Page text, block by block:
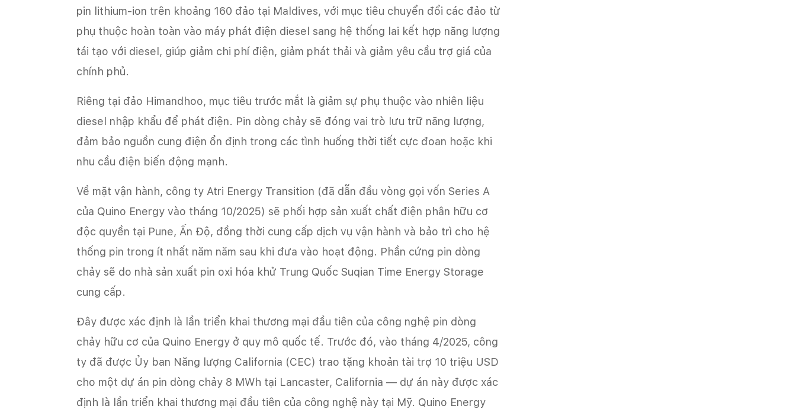
pin lithium-ion trên khoảng 160 đảo tại Maldives, với mục tiêu chuyển đổi các đảo từ
phụ thuộc hoàn toàn vào máy phát điện diesel sang hệ thống lai kết hợp năng lượng
tái tạo với diesel, giúp giảm chi phí điện, giảm phát thải và giảm yêu cầu trợ giá của
chính phủ.
Riêng tại đảo Himandhoo, mục tiêu trước mắt là giảm sự phụ thuộc vào nhiên liệu
diesel nhập khẩu để phát điện. Pin dòng chảy sẽ đóng vai trò lưu trữ năng lượng,
đảm bảo nguồn cung điện ổn định trong các tình huống thời tiết cực đoan hoặc khi
nhu cầu điện biến động mạnh.
Về mặt vận hành, công ty Atri Energy Transition (đã dẫn đầu vòng gọi vốn Series A
của Quino Energy vào tháng 10/2025) sẽ phối hợp sản xuất chất điện phân hữu cơ
độc quyền tại Pune, Ấn Độ, đồng thời cung cấp dịch vụ vận hành và bảo trì cho hệ
thống pin trong ít nhất năm năm sau khi đưa vào hoạt động. Phần cứng pin dòng
chảy sẽ do nhà sản xuất pin oxi hóa khử Trung Quốc Suqian Time Energy Storage
cung cấp.
Đây được xác định là lần triển khai thương mại đầu tiên của công nghệ pin dòng
chảy hữu cơ của Quino Energy ở quy mô quốc tế. Trước đó, vào tháng 4/2025, công
ty đã được Ủy ban Năng lượng California (CEC) trao tặng khoản tài trợ 10 triệu USD
cho một dự án pin dòng chảy 8 MWh tại Lancaster, California — dự án này được xác
định là lần triển khai thương mại đầu tiên của công nghệ này tại Mỹ. Quino Energy